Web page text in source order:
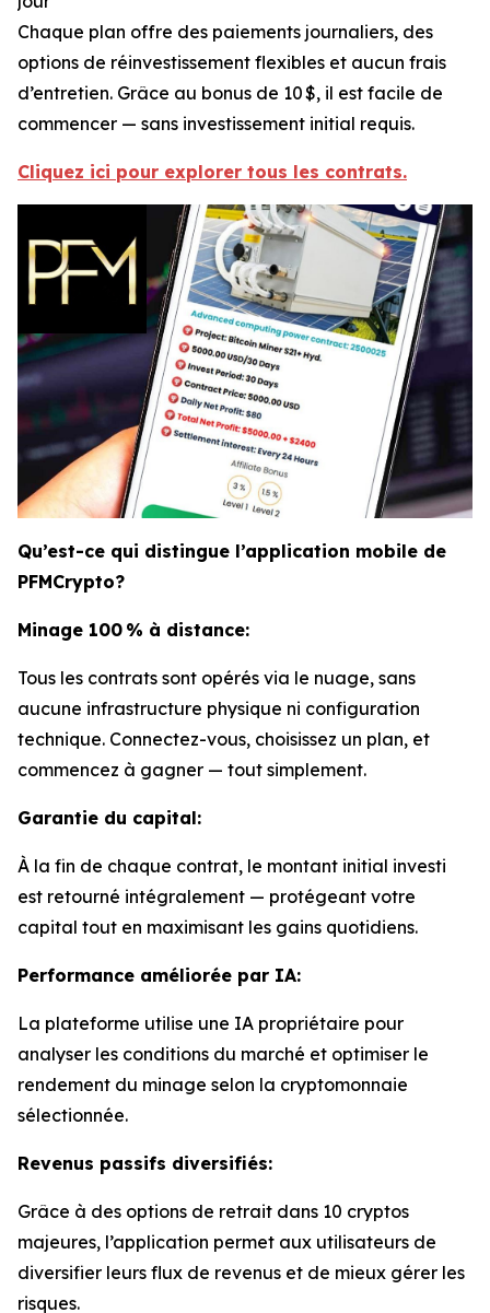
Chaque plan offre des paiements journaliers, des
options de réinvestissement flexibles et aucun frais
d’entretien. Grâce au bonus de 10 $, il est facile de
commencer — sans investissement initial requis.
Cliquez ici pour explorer tous les contrats.
Qu’est-ce qui distingue l’application mobile de
PFMCrypto?
Minage 100 % à distance:
Tous les contrats sont opérés via le nuage, sans
aucune infrastructure physique ni configuration
technique. Connectez-vous, choisissez un plan, et
commencez à gagner — tout simplement.
Garantie du capital:
À la fin de chaque contrat, le montant initial investi
est retourné intégralement — protégeant votre
capital tout en maximisant les gains quotidiens.
Performance améliorée par IA:
La plateforme utilise une IA propriétaire pour
analyser les conditions du marché et optimiser le
rendement du minage selon la cryptomonnaie
sélectionnée.
Revenus passifs diversifiés:
Grâce à des options de retrait dans 10 cryptos
majeures, l’application permet aux utilisateurs de
diversifier leurs flux de revenus et de mieux gérer les
risques.